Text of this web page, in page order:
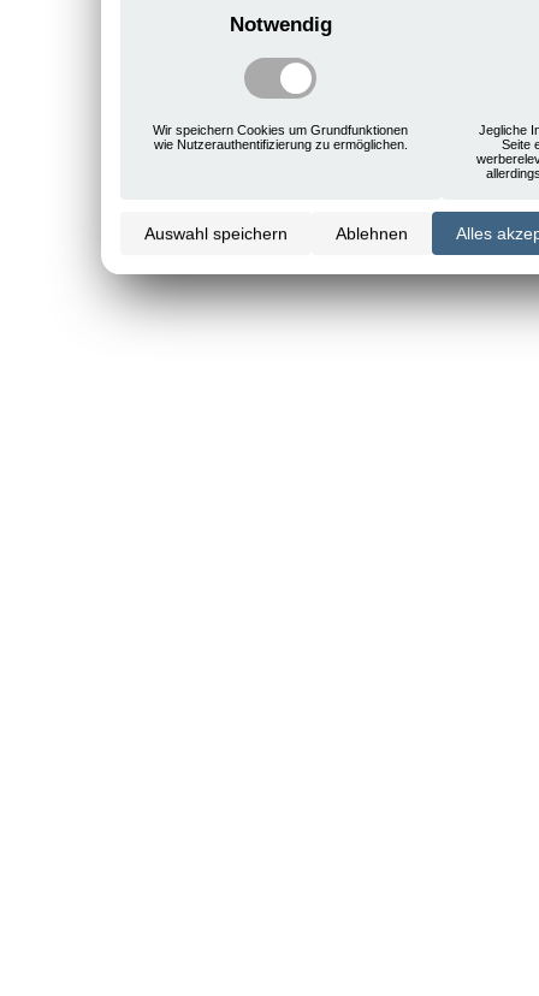
Notwendig
Wir speichern Cookies um Grundfunktionen
wie Nutzerauthentifizierung zu ermöglichen.
Jegliche
Seite
Auswahl speichern Ablehnen Alles